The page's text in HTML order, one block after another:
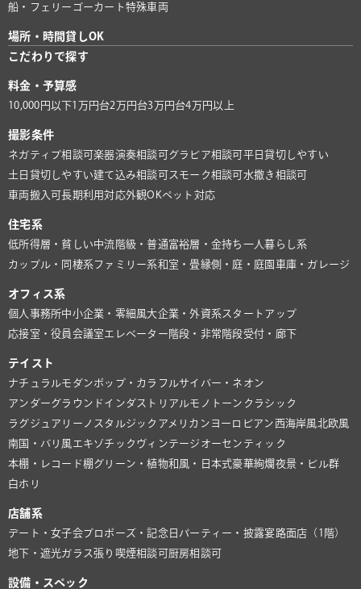
船・フェリー ゴーカート特殊車両
場所・時間貸しOK
こだわりで探す
料金・予算感
10,000円以下1万円台2万円台3万円台4万円以上
撮影条件
ネガティブ相談可楽器演奏相談可グラビア相談可平日貸切しやすい
土日貸切しやすい建て込み相談可スモーク相談可水撒き相談可
車両搬入可長期利用対応外観OKペット対応
住宅系
低所得層・貧しい中流階級・普通富裕層・金持ち 一人暮らし系
カップル・同棲系ファミリー系和室・畳縁側・庭・庭園 車庫・ガレージ
オフィス系
個人事務所中小企業・零細風大企業・外資系スタートアップ
応接室・役員会議室 エレベーター階段・非常階段受付・廊下
テイスト
ナチュラルモダンポップ・カラフルサイバー・ネオン
アンダーグラウンド インダストリアルモノトーン クラシック
ラグジュアリー ノスタルジック アメリカン ヨーロピアン西海岸風北欧風
南国・バリ風 エキゾチック ヴィンテージ オーセンティック
本棚・レコード棚グリーン・植物和風・日本式豪華絢爛夜景・ビル群
白ホリ
店舗系
デート・女子会プロポーズ・記念日 パーティー・披露宴路面店（1階）
地下・遮光ガラス張り 喫煙相談可厨房相談可
設備・スペック